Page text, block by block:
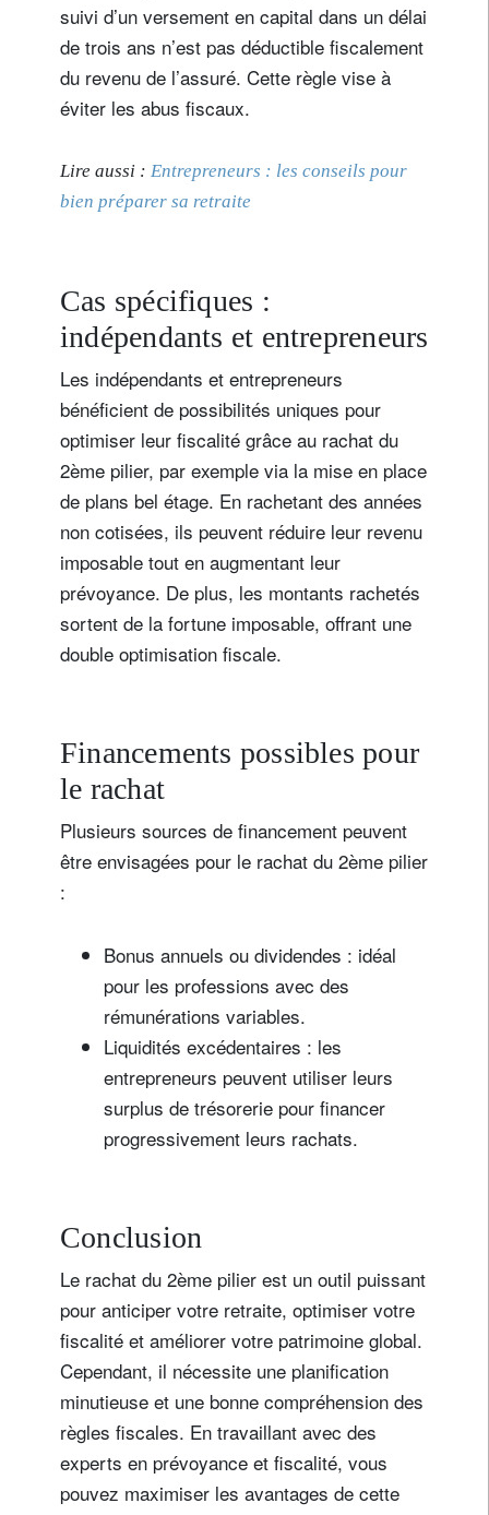
suivi d’un versement en capital dans un délai
de trois ans n’est pas déductible fiscalement
du revenu de l’assuré. Cette règle vise à
éviter les abus fiscaux.
Lire aussi : Entrepreneurs : les conseils pour
bien préparer sa retraite
Cas spécifiques :
indépendants et entrepreneurs
Les indépendants et entrepreneurs
bénéficient de possibilités uniques pour
optimiser leur fiscalité grâce au rachat du
2ème pilier, par exemple via la mise en place
de plans bel étage. En rachetant des années
non cotisées, ils peuvent réduire leur revenu
imposable tout en augmentant leur
prévoyance. De plus, les montants rachetés
sortent de la fortune imposable, offrant une
double optimisation fiscale.
Financements possibles pour
le rachat
Plusieurs sources de financement peuvent
être envisagées pour le rachat du 2ème pilier
:
Bonus annuels ou dividendes : idéal
pour les professions avec des
rémunérations variables.
Liquidités excédentaires : les
entrepreneurs peuvent utiliser leurs
surplus de trésorerie pour financer
progressivement leurs rachats.
Conclusion
Le rachat du 2ème pilier est un outil puissant
pour anticiper votre retraite, optimiser votre
fiscalité et améliorer votre patrimoine global.
Cependant, il nécessite une planification
minutieuse et une bonne compréhension des
règles fiscales. En travaillant avec des
experts en prévoyance et fiscalité, vous
pouvez maximiser les avantages de cette
Vos informations seront utilisées conformément à
notrepolitique de confidentialité.